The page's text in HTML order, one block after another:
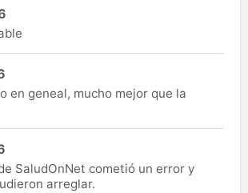
en geneal, mucho mejor que la
SaludOnNet cometió un error y
arreglar.